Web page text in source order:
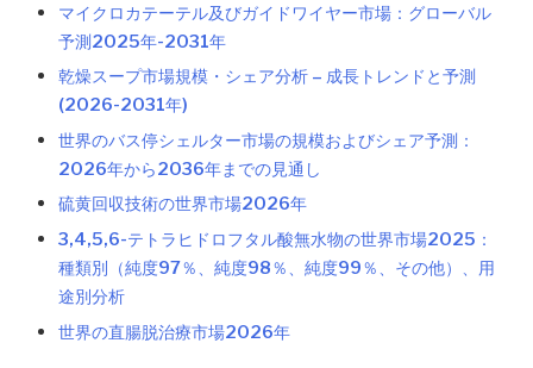
マイクロカテーテル及びガイドワイヤー市場：グローバル
予測2025年-2031年
乾燥スープ市場規模・シェア分析 – 成長トレンドと予測
(2026-2031年)
世界のバス停シェルター市場の規模およびシェア予測：
2026年から2036年までの見通し
硫黄回収技術の世界市場2026年
3,4,5,6-テトラヒドロフタル酸無水物の世界市場2025：
種類別（純度97％、純度98％、純度99％、その他）、用
途別分析
世界の直腸脱治療市場2026年